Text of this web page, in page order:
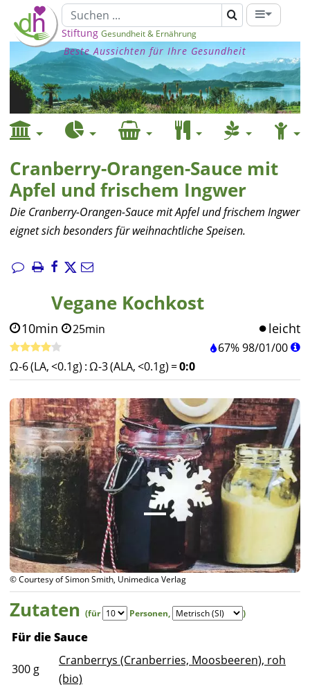
Stiftung Gesundheit & Ernährung
Beste Aussichten für Ihre Gesundheit
Cranberry-Orangen-Sauce mit
Apfel und frischem Ingwer
Die Cranberry-Orangen-Sauce mit Apfel und frischem Ingwer
eignet sich besonders für weihnachtliche Speisen.
Vegane Kochkost
10min 25min leicht
67%98/01/00
Ω-6 (LA, <0.1g) :Ω-3 (ALA, <0.1g) =0:0
© Courtesy of Simon Smith, Unimedica Verlag
Zutaten (für Personen, )
Für die Sauce
300 g
Cranberrys (Cranberries, Moosbeeren), roh
(bio)